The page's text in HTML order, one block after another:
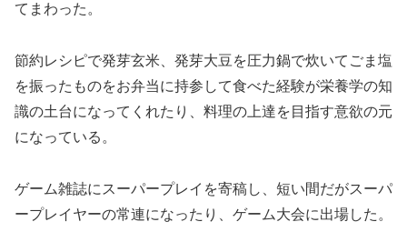
てまわった。
節約レシピで発芽玄米、発芽大豆を圧力鍋で炊いてごま塩
を振ったものをお弁当に持参して食べた経験が栄養学の知
識の土台になってくれたり、料理の上達を目指す意欲の元
になっている。
ゲーム雑誌にスーパープレイを寄稿し、短い間だがスーパ
ープレイヤーの常連になったり、ゲーム大会に出場した。